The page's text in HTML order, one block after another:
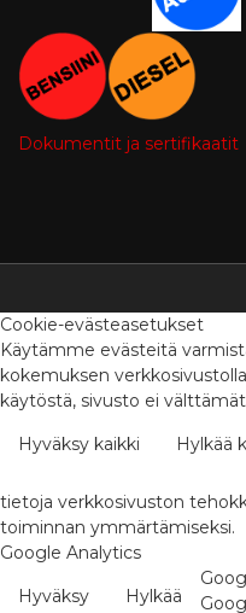
Dokumentit ja sertifikaatit
Cookie-evästeasetukset
Käytämme evästeitä
kokemuksen
käytöstä, sivusto ei
Hyväksy kaikki
Hylkää
tietoja verkkosivuston
toiminnan ymmärtämiseksi.
Google Analytics
Hyväksy
Hylkää